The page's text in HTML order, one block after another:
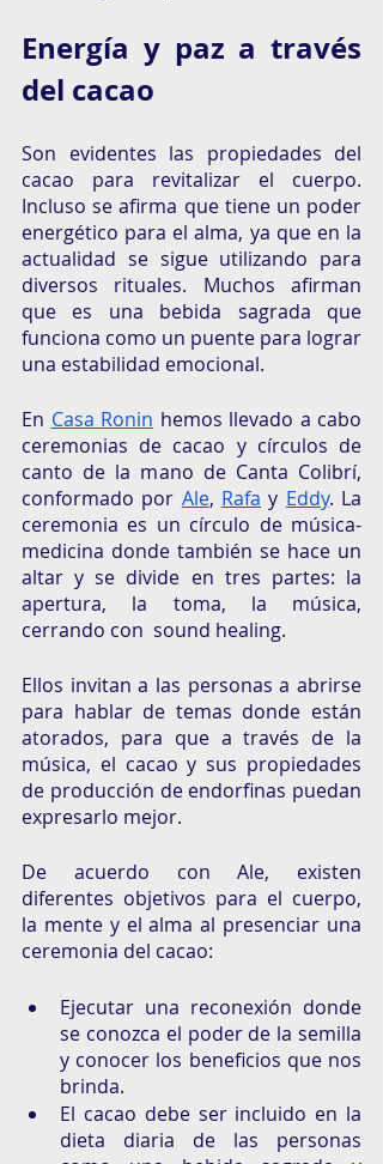
Energía y paz a través
del cacao
Son evidentes las propiedades del
cacao para revitalizar el cuerpo.
Incluso se afirma que tiene un poder
energético para el alma, ya que en la
actualidad se sigue utilizando para
diversos rituales. Muchos afirman
que es una bebida sagrada que
funciona como un puente para lograr
una estabilidad emocional.
En Casa Ronin hemos llevado a cabo
ceremonias de cacao y círculos de
canto de la mano de Canta Colibrí,
conformado por Ale, Rafa y Eddy. La
ceremonia es un círculo de música-
medicina donde también se hace un
altar y se divide en tres partes: la
apertura, la toma, la música,
cerrando con  sound healing.
Ellos invitan a las personas a abrirse
para hablar de temas donde están
atorados, para que a través de la
música, el cacao y sus propiedades
de producción de endorfinas puedan
expresarlo mejor.
De acuerdo con Ale, existen
diferentes objetivos para el cuerpo,
la mente y el alma al presenciar una
ceremonia del cacao:
Ejecutar una reconexión donde
se conozca el poder de la semilla
y conocer los beneficios que nos
brinda.
El cacao debe ser incluido en la
dieta diaria de las personas